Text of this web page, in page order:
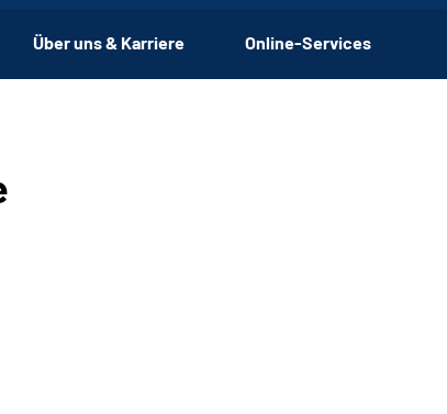
Über uns & Karriere Online-Services